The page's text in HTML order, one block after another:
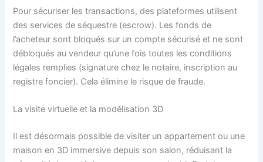
Pour sécuriser les transactions, des plateformes utilisent
des services de séquestre (escrow). Les fonds de
l’acheteur sont bloqués sur un compte sécurisé et ne sont
débloqués au vendeur qu’une fois toutes les conditions
légales remplies (signature chez le notaire, inscription au
registre foncier). Cela élimine le risque de fraude.
La visite virtuelle et la modélisation 3D
Il est désormais possible de visiter un appartement ou une
maison en 3D immersive depuis son salon, réduisant la